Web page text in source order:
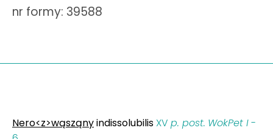
nr formy: 39588
Nero<z>wąsząnyindissolubilis XV p. post. WokPet I-